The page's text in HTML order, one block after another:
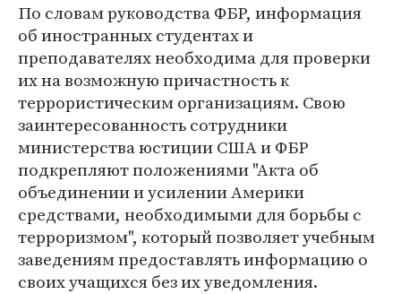
По словам руководства ФБР, информация
об иностранных студентах и
преподавателях необходима для проверки
их на возможную причастность к
террористическим организациям. Свою
заинтересованность сотрудники
министерства юстиции США и ФБР
подкрепляют положениями "Акта об
объединении и усилении Америки
средствами, необходимыми для борьбы с
терроризмом", который позволяет учебным
заведениям предоставлять информацию о
своих учащихся без их уведомления.